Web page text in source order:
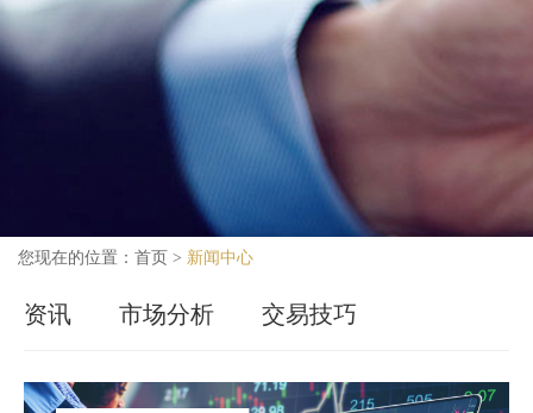
您现在的位置： 首页 > 新闻中心
资讯 市场分析 交易技巧